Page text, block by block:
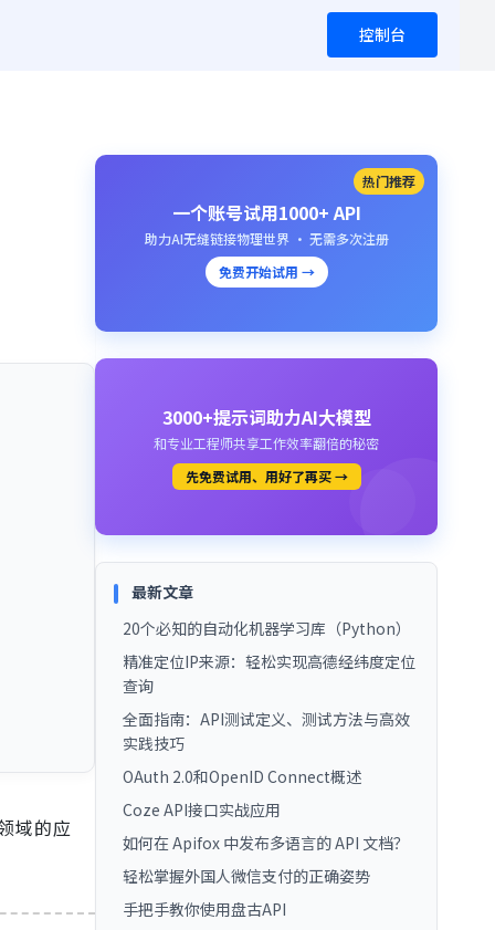
控制台
域的应
热门推荐
一个账号试用1000+ API
助力AI无缝链接物理世界 · 无需多次注册
免费开始试用 →
3000+提示词助力AI大模型
和专业工程师共享工作效率翻倍的秘密
先免费试用、用好了再买 →
最新文章
20个必知的自动化机器学习库（Python）
精准定位IP来源：轻松实现高德经纬度定位
查询
全面指南：API测试定义、测试方法与高效
实践技巧
OAuth 2.0和OpenID Connect概述
Coze API接口实战应用
如何在 Apifox 中发布多语言的 API 文档？
轻松掌握外国人微信支付的正确姿势
手把手教你使用盘古API